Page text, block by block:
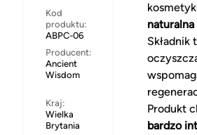
Kod
produktu:
ABPC-06
Producent:
Ancient
Wisdom
Kraj:
Wielka
Brytania
naturalna
Składnik
Produkt
bardzo